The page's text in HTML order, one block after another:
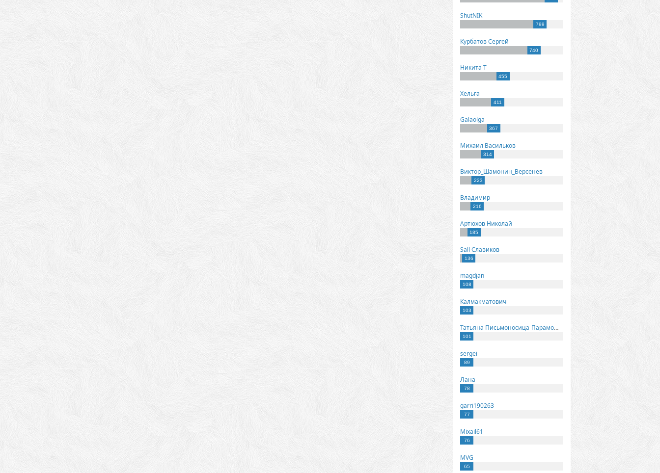
ShutNIK
799
Курбатов Сергей
740
Никита Т
455
Хельга
411
Galaolga
367
Михаил Васильков
314
Виктор_Шамонин_Версенев
223
Владимир
216
Артюхов Николай
185
Sall Славиков
136
magdjan
108
Калмакматович
103
Татьяна Письмоносица-Парамонова
101
sergei
89
Лана
78
garri190263
77
Mixail61
76
MVG
65